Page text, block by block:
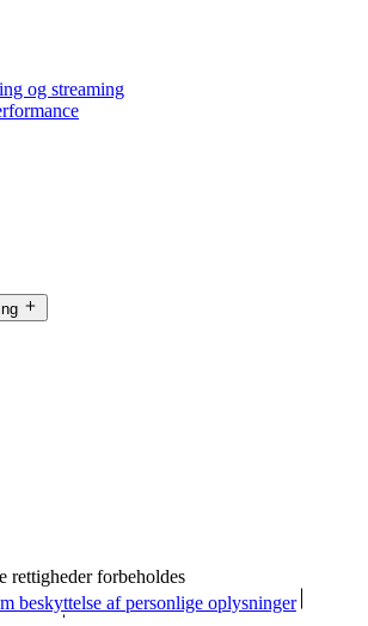
og streaming
forbeholdes
beskyttelse af personlige oplysninger